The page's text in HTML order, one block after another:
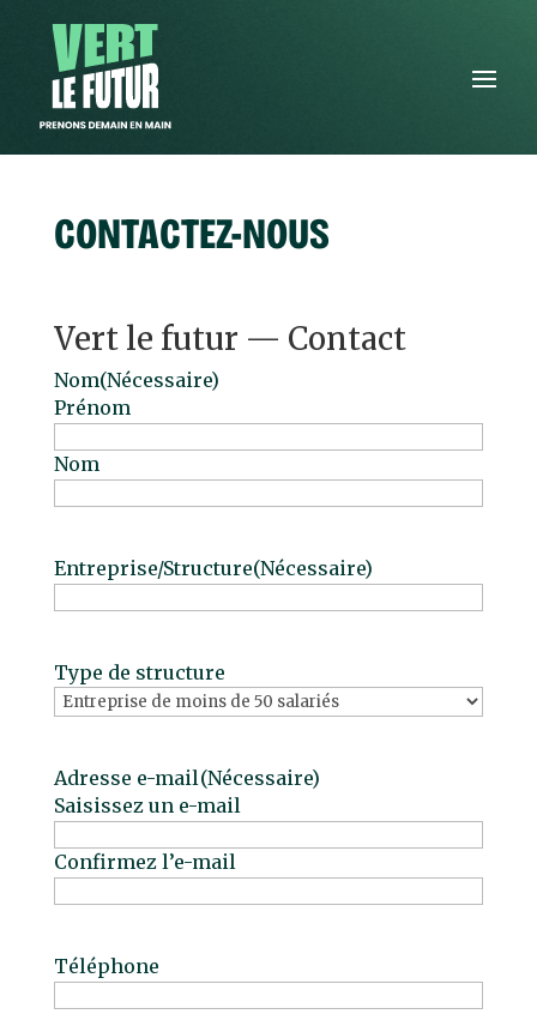
CONTACTEZ-NOUS
Vert le futur — Contact
Nom(Nécessaire)
Prénom
Nom
Entreprise/Structure(Nécessaire)
Type de structure
Adresse e-mail (Nécessaire)
Saisissez un e-mail
Confirmez l’e-mail
Téléphone